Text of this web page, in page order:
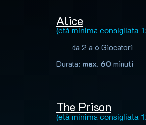
Alice
(età minima consigliata
da 2 a 6 Giocatori
Durata: max. 60 minuti
The Prison
(età minima consigliata